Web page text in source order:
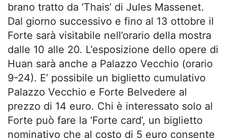
brano tratto da ‘Thais’ di Jules Massenet.
Dal giorno successivo e fino al 13 ottobre il
Forte sarà visitabile nell’orario della mostra
dalle 10 alle 20. L’esposizione dello opere di
Huan sarà anche a Palazzo Vecchio (orario
9-24). E’ possibile un biglietto cumulativo
Palazzo Vecchio e Forte Belvedere al
prezzo di 14 euro. Chi è interessato solo al
Forte può fare la ‘Forte card’, un biglietto
nominativo che al costo di 5 euro consente